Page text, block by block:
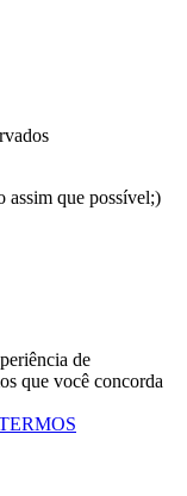
assim que possível;)
de
que você concorda